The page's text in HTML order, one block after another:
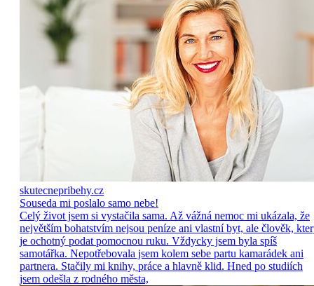
skutecnepribehy.cz
Souseda mi poslalo samo nebe!
Celý život jsem si vystačila sama. Až vážná nemoc mi ukázala, že
největším bohatstvím nejsou peníze ani vlastní byt, ale člověk,
je ochotný podat pomocnou ruku. Vždycky jsem byla spíš
samotářka. Nepotřebovala jsem kolem sebe partu kamarádek ani
partnera. Stačily mi knihy, práce a hlavně klid. Hned po studiích
jsem odešla z rodného města,